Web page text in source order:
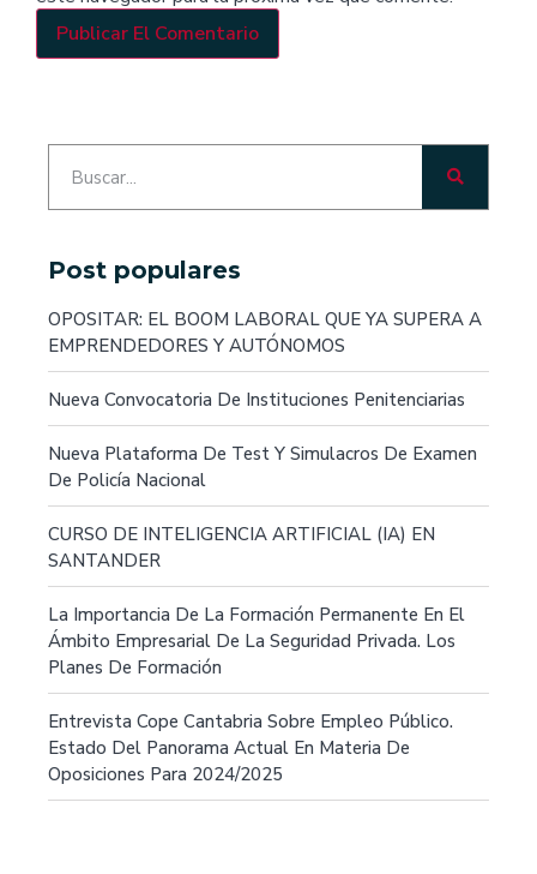
Post populares
OPOSITAR: EL BOOM LABORAL QUE YA SUPERA A
EMPRENDEDORES Y AUTÓNOMOS
Nueva Convocatoria De Instituciones Penitenciarias
Nueva Plataforma De Test Y Simulacros De Examen
De Policía Nacional
CURSO DE INTELIGENCIA ARTIFICIAL (IA) EN
SANTANDER
La Importancia De La Formación Permanente En El
Ámbito Empresarial De La Seguridad Privada. Los
Planes De Formación
Entrevista Cope Cantabria Sobre Empleo Público.
Estado Del Panorama Actual En Materia De
Oposiciones Para 2024/2025